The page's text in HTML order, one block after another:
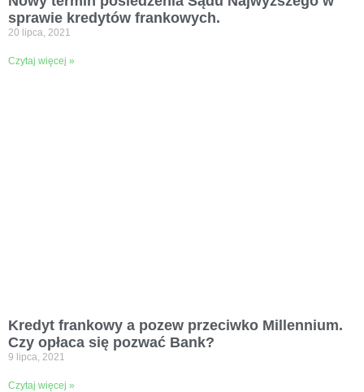
sprawie kredytów frankowych.
20 lipca, 2021
Czytaj więcej »
Kredyt frankowy a pozew przeciwko Millennium.
Czy opłaca się pozwać Bank?
9 lipca, 2021
Czytaj więcej »